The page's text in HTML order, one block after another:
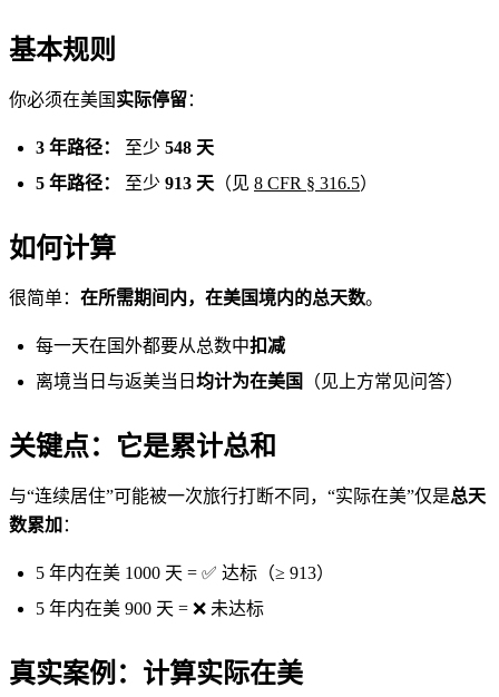
基本规则
你必须在美国 实际停留：
3 年路径： 至少 548 天
5 年路径：
至少 913 天 （见 8 CFR § 316.5）
如何计算
很简单： 在所需期间内，在美国境内的总天数。
每一天在国外都要从总数中扣减
离境当日与返美当日 均计为在美国 （见上方常见问答）
关键点：它是累计总和
与“连续居住”可能被一次旅行打断不同，“实际在美”仅是总天
数累加 ：
5 年内在美 1000 天 = ✅ 达标（≥ 913）
5 年内在美 900 天 = ❌ 未达标
真实案例：计算实际在美